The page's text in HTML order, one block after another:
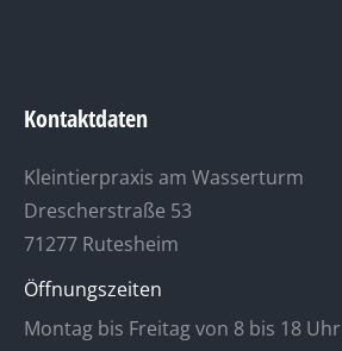
Kontaktdaten
Kleintierpraxis am Wasserturm
Drescherstraße 53
71277 Rutesheim
Öffnungszeiten
Montag bis Freitag von 8 bis 18 Uhr